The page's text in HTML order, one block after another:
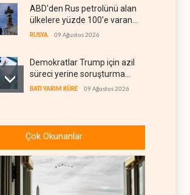
ABD'den Rus petrolünü alan
ülkelere yüzde 100'e varan
gümrük vergisi
RUSYA 09 Ağustos 2026
Demokratlar Trump için azil
süreci yerine soruşturma
hazırlıyor
BATI YARIM KÜRE 09 Ağustos 2026
Afrika'daki petrol
üreticilerine yaradı
Pentagon silah şirketlerine
Çok Okunanlar